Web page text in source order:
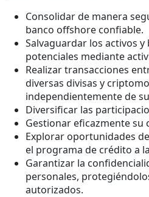
Consolidar de manera
banco offshore confiable.
Salvaguardar los activos
potenciales mediante
Realizar transacciones
diversas divisas y
independientemente de
Diversificar las
Gestionar eficazmente su
Explorar oportunidades
el programa de crédito a
Garantizar la
personales,
autorizados.